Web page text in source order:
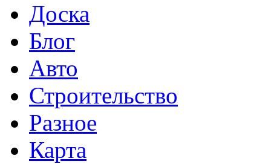
Доска
Блог
Авто
Строительство
Разное
Карта